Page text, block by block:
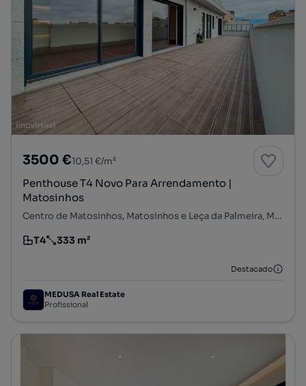
3500 €10,51 €/m²
Penthouse T4 Novo Para Arrendamento |
Matosinhos
Centro de Matosinhos, Matosinhos e Leça da Palmeira, Matosinhos, Porto
Tipologia
T4
Preço por metro quadrado
333 m²
Destacado
MEDUSA Real Estate
Profissional